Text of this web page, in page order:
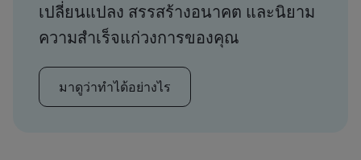
เปลี่ยนแปลง สรรสร้างอนาคต และนิยาม
ความสำเร็จแก่วงการของคุณ
มาดูว่าทำได้อย่างไร